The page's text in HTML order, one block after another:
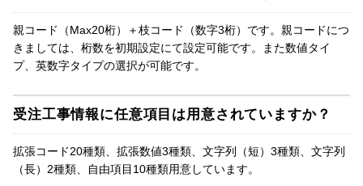
親コード（Max20桁）＋枝コード（数字3桁）です。親コードにつ
きましては、桁数を初期設定にて設定可能です。また数値タイ
プ、英数字タイプの選択が可能です。
受注工事情報に任意項目は用意されていますか？
拡張コード20種類、拡張数値3種類、文字列（短）3種類、文字列
（長）2種類、自由項目10種類用意しています。